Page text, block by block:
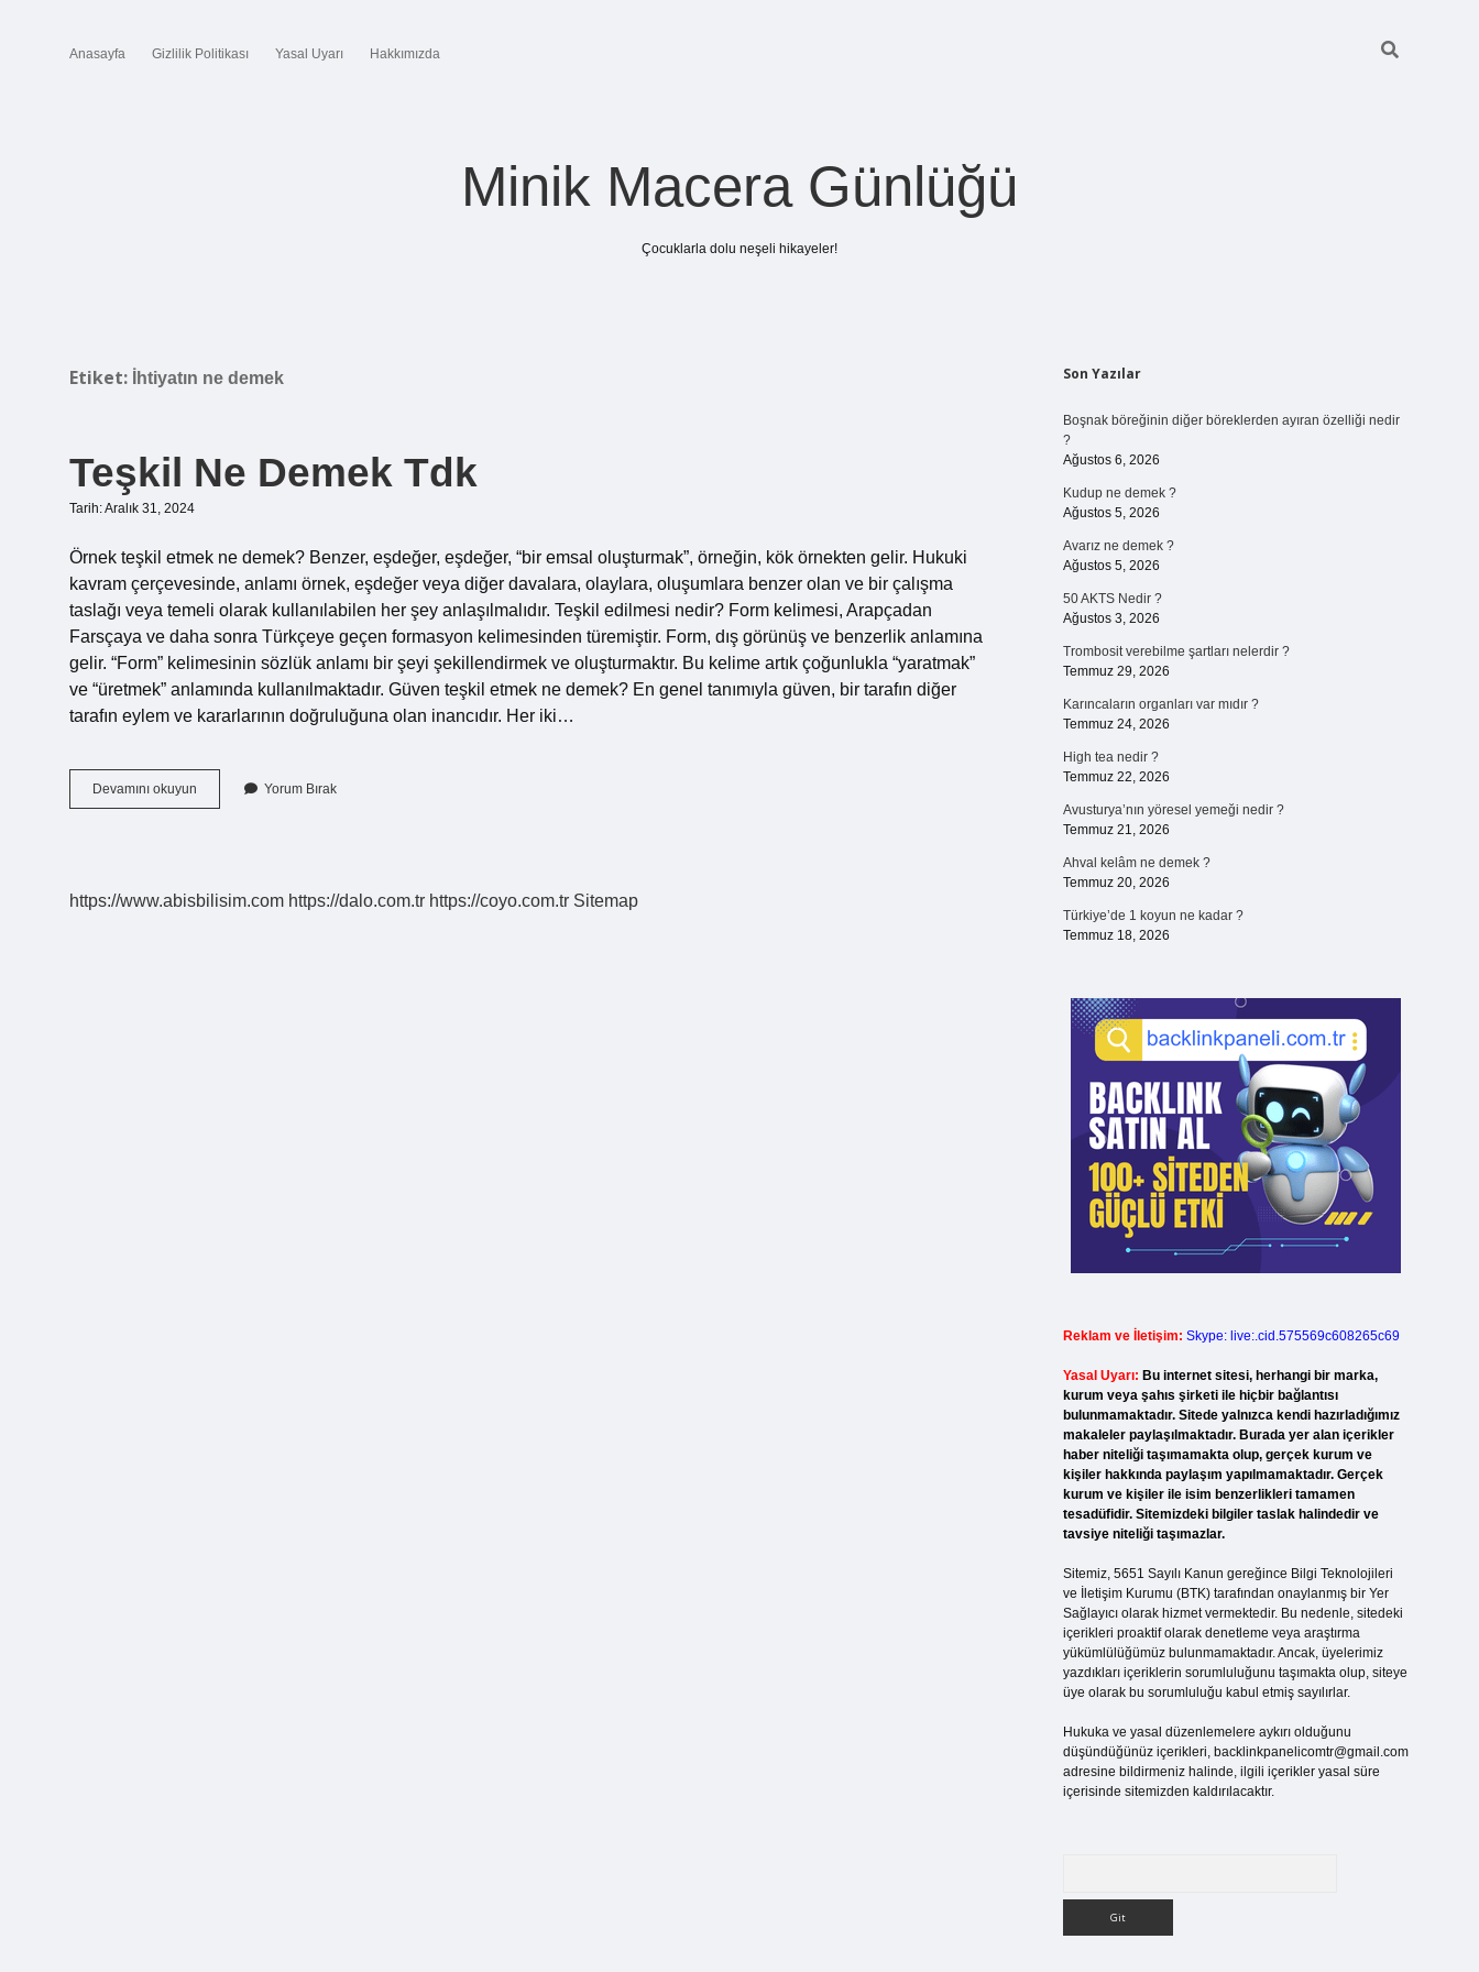
Anasayfa Gizlilik Politikası Yasal Uyarı Hakkımızda
Minik Macera Günlüğü
Çocuklarla dolu neşeli hikayeler!
Etiket: İhtiyatın ne demek
Teşkil Ne Demek Tdk
Tarih: Aralık 31, 2024
Örnek teşkil etmek ne demek? Benzer, eşdeğer, eşdeğer, “bir emsal oluşturmak”, örneğin, kök örnekten gelir. Hukuki
kavram çerçevesinde, anlamı örnek, eşdeğer veya diğer davalara, olaylara, oluşumlara benzer olan ve bir çalışma
taslağı veya temeli olarak kullanılabilen her şey anlaşılmalıdır. Teşkil edilmesi nedir? Form kelimesi, Arapçadan
Farsçaya ve daha sonra Türkçeye geçen formasyon kelimesinden türemiştir. Form, dış görünüş ve benzerlik anlamına
gelir. “Form” kelimesinin sözlük anlamı bir şeyi şekillendirmek ve oluşturmaktır. Bu kelime artık çoğunlukla “yaratmak”
ve “üretmek” anlamında kullanılmaktadır. Güven teşkil etmek ne demek? En genel tanımıyla güven, bir tarafın diğer
tarafın eylem ve kararlarının doğruluğuna olan inancıdır. Her iki…
Devamını okuyun
Ne
Yorum Bırak
https://www.abisbilisim.com https://dalo.com.tr https://coyo.com.tr Sitemap
Sidebar
Son Yazılar
Boşnak böreğinin diğer böreklerden ayıran özelliği nedir
?
Ağustos 6, 2026
Kudup ne demek ?
Ağustos 5, 2026
Avarız ne demek ?
Ağustos 5, 2026
50 AKTS Nedir ?
Ağustos 3, 2026
Trombosit verebilme şartları nelerdir ?
Temmuz 29, 2026
Karıncaların organları var mıdır ?
Temmuz 24, 2026
High tea nedir ?
Temmuz 22, 2026
Avusturya’nın yöresel yemeği nedir ?
Temmuz 21, 2026
Ahval kelâm ne demek ?
Temmuz 20, 2026
Türkiye’de 1 koyun ne kadar ?
Temmuz 18, 2026
Reklam ve İletişim: Skype: live:.cid.575569c608265c69
Yasal Uyarı: Bu internet sitesi, herhangi bir marka,
kurum veya şahıs şirketi ile hiçbir bağlantısı
bulunmamaktadır. Sitede yalnızca kendi hazırladığımız
makaleler paylaşılmaktadır. Burada yer alan içerikler
haber niteliği taşımamakta olup, gerçek kurum ve
kişiler hakkında paylaşım yapılmamaktadır. Gerçek
kurum ve kişiler ile isim benzerlikleri tamamen
tesadüfidir. Sitemizdeki bilgiler taslak halindedir ve
tavsiye niteliği taşımazlar.
Sitemiz, 5651 Sayılı Kanun gereğince Bilgi Teknolojileri
ve İletişim Kurumu (BTK) tarafından onaylanmış bir Yer
Sağlayıcı olarak hizmet vermektedir. Bu nedenle, sitedeki
içerikleri proaktif olarak denetleme veya araştırma
yükümlülüğümüz bulunmamaktadır. Ancak, üyelerimiz
yazdıkları içeriklerin sorumluluğunu taşımakta olup, siteye
üye olarak bu sorumluluğu kabul etmiş sayılırlar.
Hukuka ve yasal düzenlemelere aykırı olduğunu
düşündüğünüz içerikleri, backlinkpanelicomtr@gmail.com
adresine bildirmeniz halinde, ilgili içerikler yasal süre
içerisinde sitemizden kaldırılacaktır.